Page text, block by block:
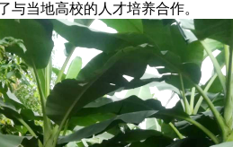
与当地高校的人才培养合作。